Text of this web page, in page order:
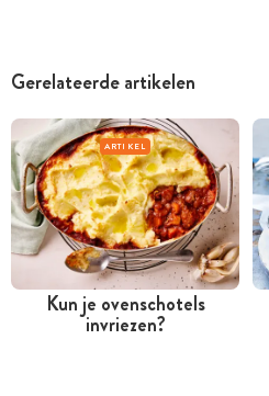
Gerelateerde artikelen
ARTIKEL
Kun je ovenschotels
invriezen?